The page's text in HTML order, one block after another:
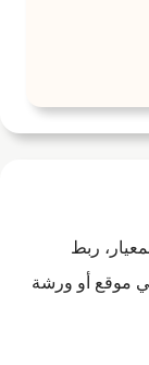
ربط
موقع أو ورشة